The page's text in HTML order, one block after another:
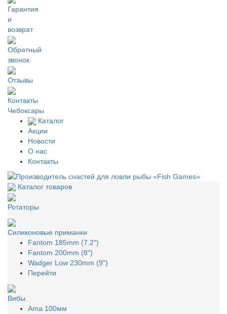
Гарантия
и
возврат
Обратный
звонок
Отзывы
Контакты
Чебоксары
Каталог
Акции
Новости
О нас
Контакты
Каталог товаров
Ротаторы
Силиконовые приманки
Fantom 185mm (7.2")
Fantom 200mm (8")
Wadger Low 230mm (9")
Перейти
Вибы
Ama 100мм